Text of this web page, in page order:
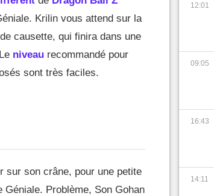
Krilin vous attend sur la
causette, qui finira dans une
niveau recommandé pour
sont très faciles.
sur son crâne, pour une petite
Problème, Son Gohan
12:01
09:05
16:43
14:11